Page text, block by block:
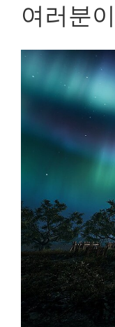
여러분